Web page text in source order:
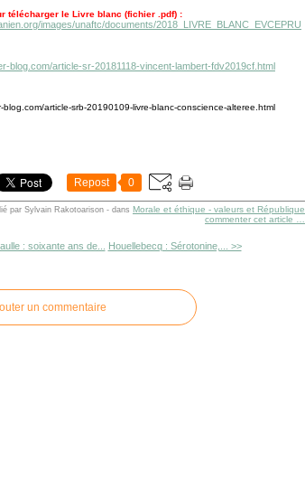
télécharger le Livre blanc (fichier .pdf) :
images/unaftc/documents/2018_LIVRE_BLANC_EVCEPRU
blog.com/article-sr-20181118-vincent-lambert-fdv2019cf.html
article-srb-20190109-livre-blanc-conscience-alteree.html
Repost 0
par Sylvain Rakotoarison - dans Morale et éthique - valeurs et République
commenter cet article
: soixante ans de... Houellebecq : Sérotonine,... >>
un commentaire